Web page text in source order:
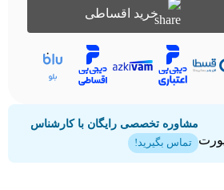
خرید اقساطی
مشاوره تخصصی رایگان با کارشناس
تماس بگیرید!